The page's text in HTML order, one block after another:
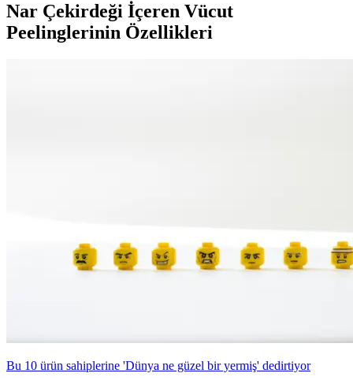
Nar Çekirdeği İçeren Vücut
Peelinglerinin Özellikleri
Bu 10 ürün sahiplerine 'Dünya ne güzel bir yermiş' dedirtiyor